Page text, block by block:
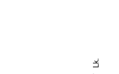
Lk.